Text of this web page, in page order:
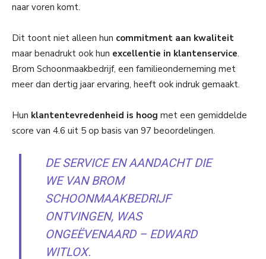
naar voren komt.
Dit toont niet alleen hun commitment aan kwaliteit
maar benadrukt ook hun excellentie in klantenservice.
Brom Schoonmaakbedrijf, een familieonderneming met
meer dan dertig jaar ervaring, heeft ook indruk gemaakt.
Hun klantentevredenheid is hoog met een gemiddelde
score van 4.6 uit 5 op basis van 97 beoordelingen.
DE SERVICE EN AANDACHT DIE
WE VAN BROM
SCHOONMAAKBEDRIJF
ONTVINGEN, WAS
ONGEËVENAARD – EDWARD
WITLOX.